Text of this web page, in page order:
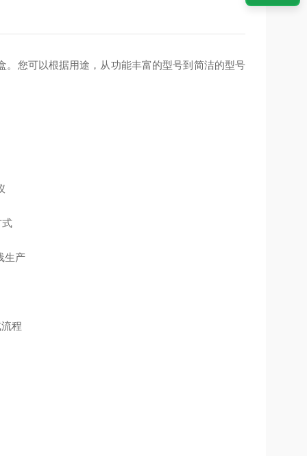
您可以根据用途，从功能丰富的型号到简洁的型号
生产
程